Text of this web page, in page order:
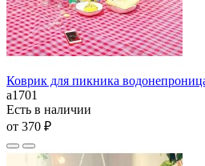
Коврик для пикника
а1701
Есть в наличии
от 370 ₽